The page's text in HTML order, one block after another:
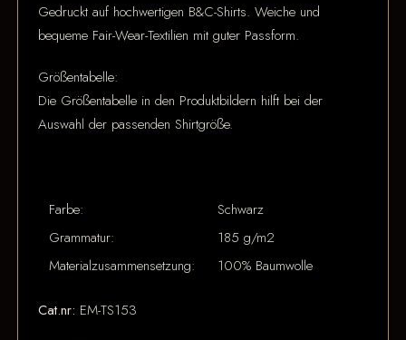
Gedruckt auf hochwertigen B&C-Shirts. Weiche und
bequeme Fair-Wear-Textilien mit guter Passform.
Größentabelle:
Die Größentabelle in den Produktbildern hilft bei der
Auswahl der passenden Shirtgröße.
Farbe:
Schwarz
Grammatur:
185 g/m2
Materialzusammensetzung:
100% Baumwolle
Cat.nr: EM-TS153